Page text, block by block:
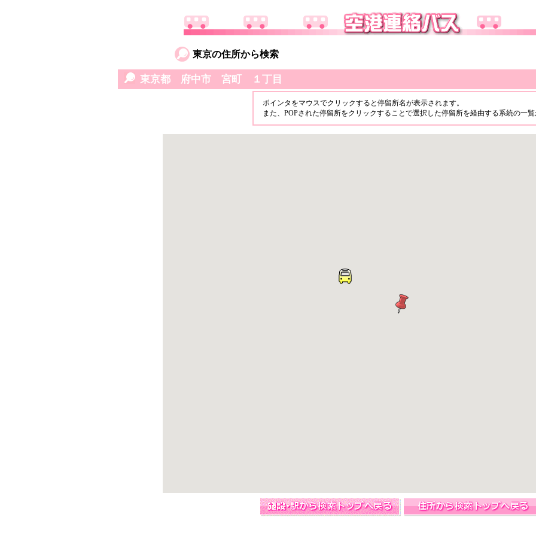
東京の住所から検索
東京都 府中市 宮町 １丁目
ポインタをマウスでクリックすると停留所名が表示されます。
また、POPされた停留所をクリックすることで選択した停留所を経由する系統の一覧